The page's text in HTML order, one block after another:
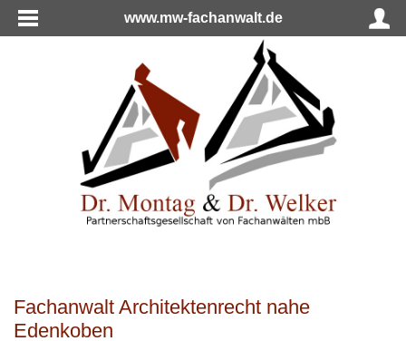
www.mw-fachanwalt.de
Fachanwalt Architektenrecht nahe
Edenkoben